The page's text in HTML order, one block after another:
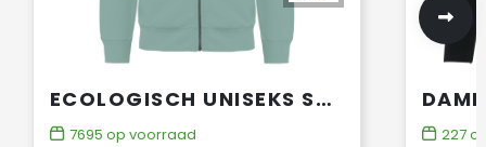
ECOLOGISCH UNISEKS SWEATVEST MET CAPUCHON
7695 op voorraad 227